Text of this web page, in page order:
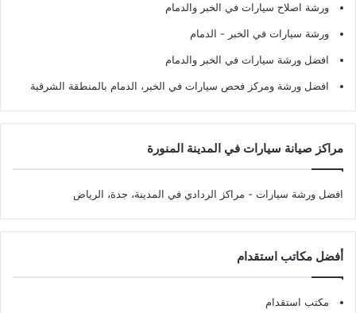
ورشة اصلاح سيارات في الخبر والدمام
ورشة سيارات في الخبر - الدمام
افضل ورشة سيارات في الخبر والدمام
افضل ورشة ومركز فحص سيارات في الخبر، الدمام بالمنطقة الشرقية
مراكز صيانة سيارات في المدينة المنورة
افضل ورشة سيارات - مراكز الردادي في المدينة، جدة، الرياض
أفضل مكاتب استقدام
مكتب استقدام